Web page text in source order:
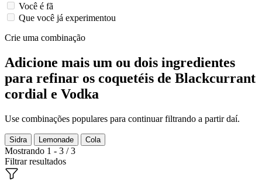
Você é fã
Que você já experimentou
Crie uma combinação
Adicione mais um ou dois ingredientes
para refinar os coquetéis de Blackcurrant
cordial e Vodka
Use combinações populares para continuar filtrando a partir daí.
Sidra Lemonade Cola
Mostrando 1 - 3 / 3
Filtrar resultados